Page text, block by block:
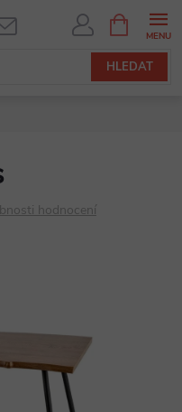
HLEDAT
NÁKUPNÍ
KOŠÍK
hodnocení